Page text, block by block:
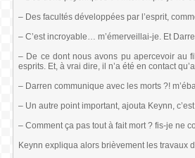
– Des facultés développées par l’esprit,
– C’est incroyable… m’émerveillai-je. Et
– De ce dont nous avons pu apercevoir au
esprits. Et, à vrai dire, il n’a été en contact
– Darren communique avec les morts ?!
– Un autre point important, ajouta Keynn,
– Comment ça pas tout à fait mort ? fis-je ne
Keynn expliqua alors brièvement les travaux